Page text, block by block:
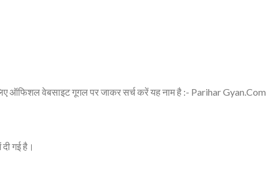
ऑफिशल वेबसाइट गूगल पर जाकर सर्च करें यह नाम है :- Parihar Gyan.Com
गई है।